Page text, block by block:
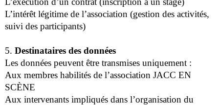
L’intérêt légitime de l’association (gestion des activités,
suivi des participants)
5. Destinataires des données
Les données peuvent être transmises uniquement :
Aux membres habilités de l’association JACC EN
SCÈNE
Aux intervenants impliqués dans l’organisation du